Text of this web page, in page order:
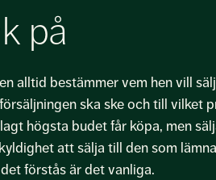
på
alltid bestämmer vem hen vill
ska ske och till vilket
högsta budet får köpa, men
att sälja till den som
förstås är det vanliga.